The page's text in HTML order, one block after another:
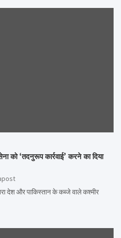
को ‘तदनुरूप कार्रवाई’ करने का दिया
देश और पाकिस्तान के कब्जे वाले कश्मीर